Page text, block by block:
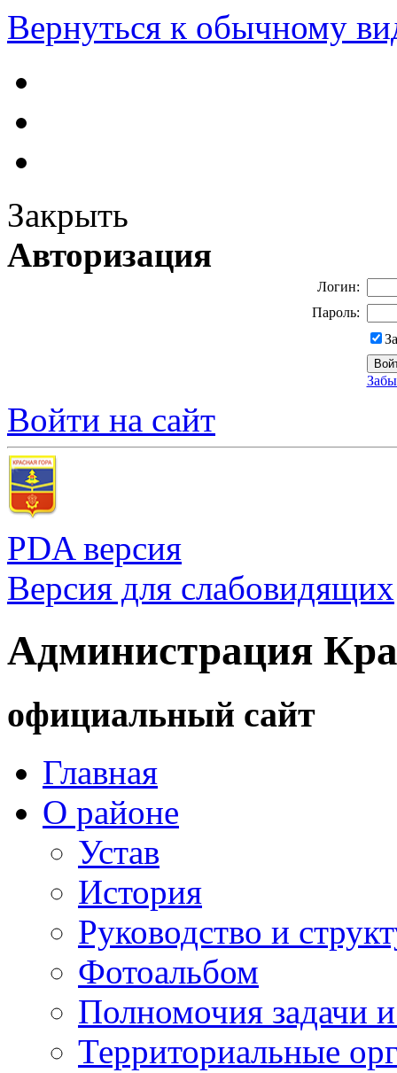
Вернуться к обычному
Закрыть
Авторизация
Логин:
Пароль:
Войти на сайт
PDA версия
Версия для слабовидящих
Администрация
официальный сайт
Главная
О районе
Устав
История
Руководство и
Фотоальбом
Полномочия задачи
Территориальные